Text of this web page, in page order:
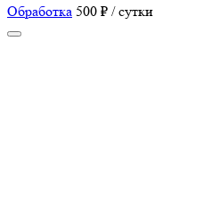
Обработка 500 ₽ / сутки